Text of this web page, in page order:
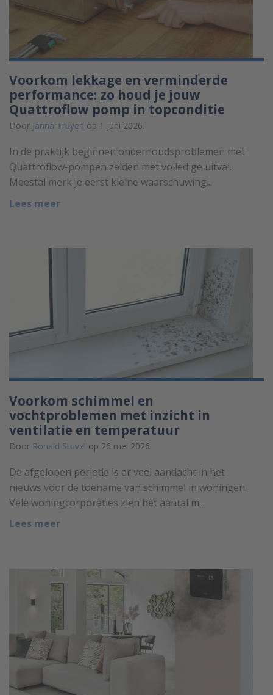
Voorkom lekkage en verminderde
performance: zo houd je jouw
Quattroflow pomp in topconditie
Door Janna Truyen op 1 juni 2026.
In de praktijk beginnen onderhoudsproblemen met
Quattroflow-pompen zelden met volledige uitval.
Meestal merk je eerst kleine waarschuwing...
Lees meer
Voorkom schimmel en
vochtproblemen met inzicht in
ventilatie en temperatuur
Door Ronald Stuvel op 26 mei 2026.
De afgelopen periode is er veel aandacht in het
nieuws voor de toename van schimmel in woningen.
Vele woningcorporaties zien het aantal m...
Lees meer